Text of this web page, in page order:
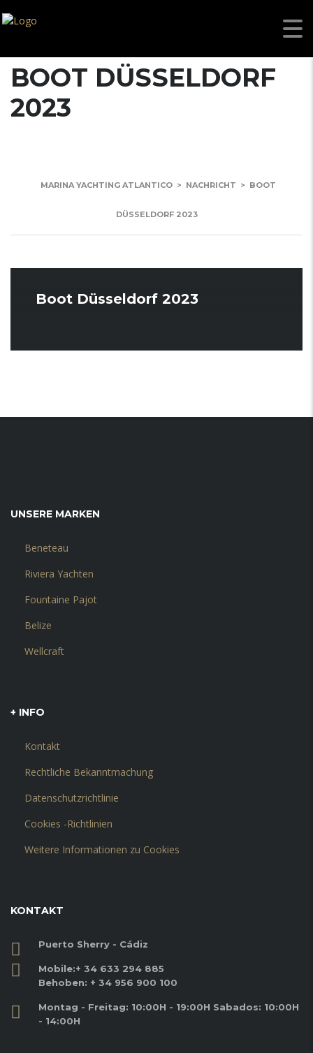
BOOT DÜSSELDORF
2023
MARINA YACHTING ATLANTICO > NACHRICHT > BOOT
DÜSSELDORF 2023
Boot Düsseldorf 2023
UNSERE MARKEN
Beneteau
Riviera Yachten
Fountaine Pajot
Belize
Wellcraft
+ INFO
Kontakt
Rechtliche Bekanntmachung
Datenschutzrichtlinie
Cookies -Richtlinien
Weitere Informationen zu Cookies
KONTAKT
Puerto Sherry - Cádiz
Mobile:+ 34 633 294 885
Behoben: + 34 956 900 100
Montag - Freitag: 10:00H - 19:00H Sabados: 10:00H
- 14:00H